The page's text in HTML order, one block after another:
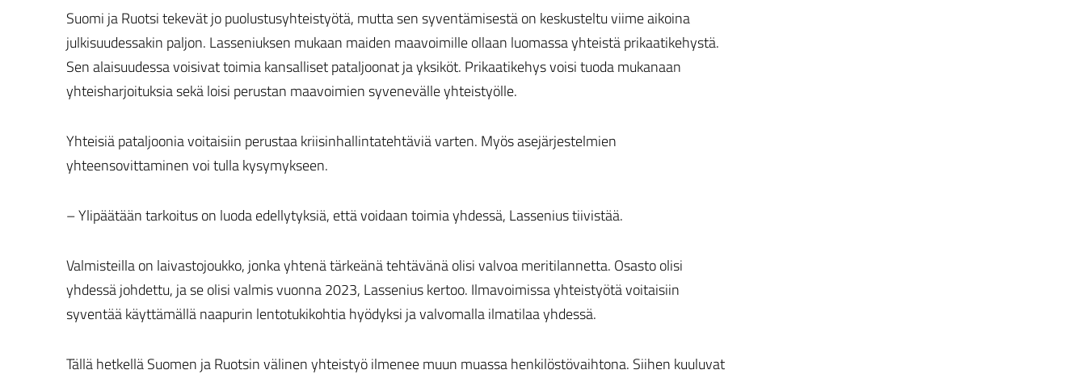
Suomi ja Ruotsi tekevät jo puolustusyhteistyötä, mutta sen syventämisestä on keskusteltu viime aikoina
julkisuudessakin paljon. Lasseniuksen mukaan maiden maavoimille ollaan luomassa yhteistä prikaatikehystä.
Sen alaisuudessa voisivat toimia kansalliset pataljoonat ja yksiköt. Prikaatikehys voisi tuoda mukanaan
yhteisharjoituksia sekä loisi perustan maavoimien syvenevälle yhteistyölle.
Yhteisiä pataljoonia voitaisiin perustaa kriisinhallintatehtäviä varten. Myös asejärjestelmien
yhteensovittaminen voi tulla kysymykseen.
– Ylipäätään tarkoitus on luoda edellytyksiä, että voidaan toimia yhdessä, Lassenius tiivistää.
Valmisteilla on laivastojoukko, jonka yhtenä tärkeänä tehtävänä olisi valvoa meritilannetta. Osasto olisi
yhdessä johdettu, ja se olisi valmis vuonna 2023, Lassenius kertoo. Ilmavoimissa yhteistyötä voitaisiin
syventää käyttämällä naapurin lentotukikohtia hyödyksi ja valvomalla ilmatilaa yhdessä.
Tällä hetkellä Suomen ja Ruotsin välinen yhteistyö ilmenee muun muassa henkilöstövaihtona. Siihen kuuluvat